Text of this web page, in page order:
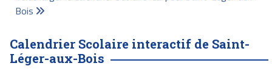
Bois
Calendrier Scolaire interactif de Saint-
Léger-aux-Bois